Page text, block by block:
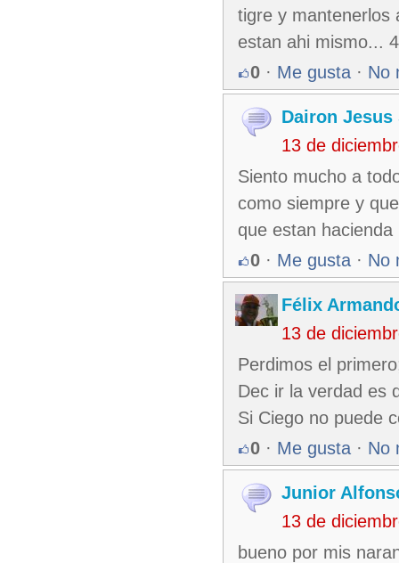
tigre y mantenerlos
estan ahi mismo...
0 · Me gusta · No
Dairon Jesus
13 de
Siento mucho a
como siempre y
que estan
0 · Me gusta · No
Félix
13 de
Perdimos el
Dec ir la verdad es
Si Ciego no puede
0 · Me gusta · No
Junior
13 de
bueno por mis